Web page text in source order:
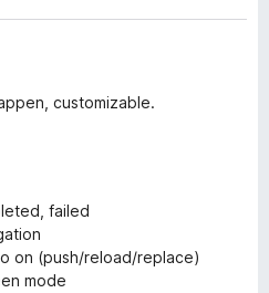
customizable.
failed
on (push/reload/replace)
mode